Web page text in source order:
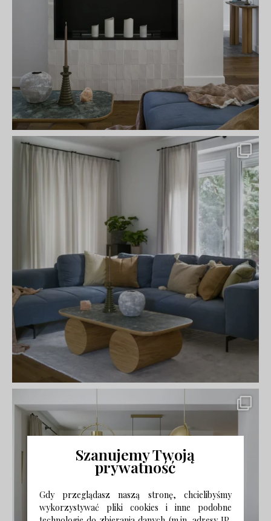
Szanujemy Twoją
prywatność
Gdy przeglądasz naszą stronę, chcielibyśmy
wykorzystywać pliki cookies i inne podobne